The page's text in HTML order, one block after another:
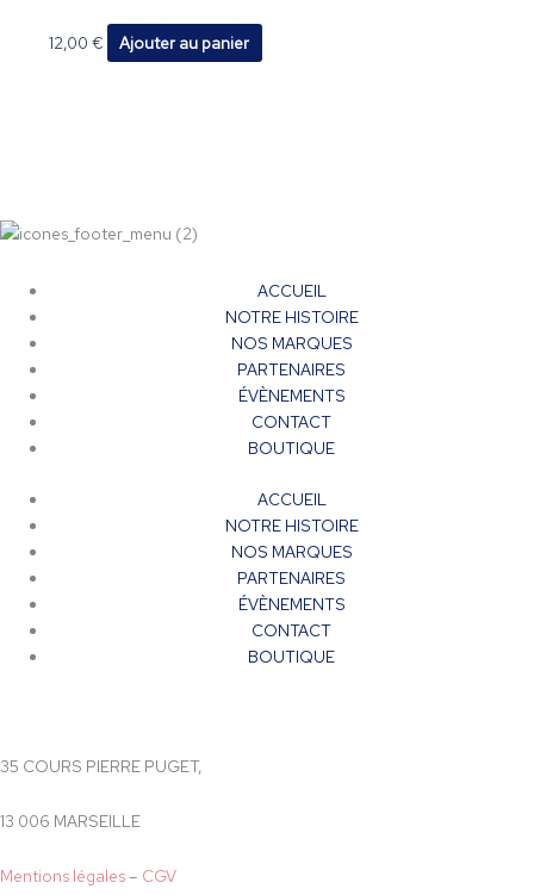
12,00€ Ajouter au panier
ACCUEIL
NOTRE HISTOIRE
NOS MARQUES
PARTENAIRES
ÉVÈNEMENTS
CONTACT
BOUTIQUE
ACCUEIL
NOTRE HISTOIRE
NOS MARQUES
PARTENAIRES
ÉVÈNEMENTS
CONTACT
BOUTIQUE
35 COURS PIERRE PUGET,
13 006 MARSEILLE
Mentions légales – CGV